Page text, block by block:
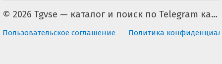
© 2026 Tgvse — каталог и поиск по Telegram каналам (неофициальный). По всем вопросам пишите на tgvse.ru@gmail.com
Пользовательское соглашение Политика